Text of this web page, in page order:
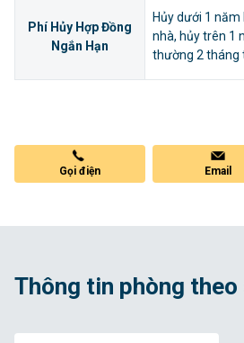
Phí Hủy Hợp Đồng
Ngắn Hạn
Hủy dưới 1
nhà, hủy trên 1
thường 2 tháng
Gọi điện Email
Thông tin phòng theo